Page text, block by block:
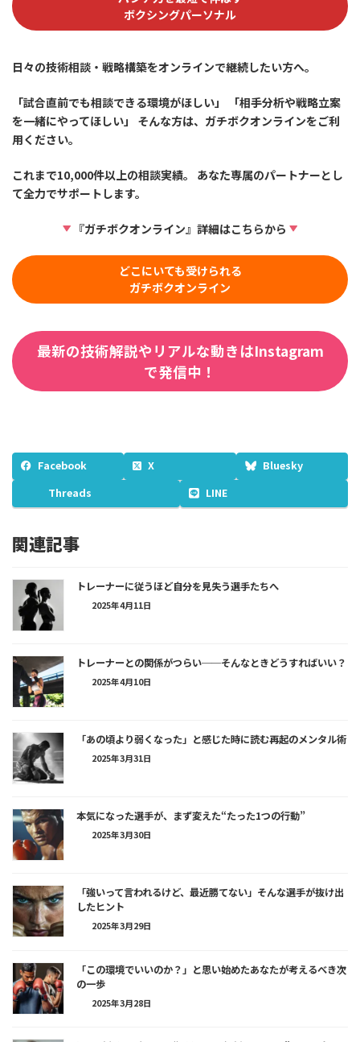
ボクシングパーソナル
日々の技術相談・戦略構築をオンラインで継続したい方へ。
「試合直前でも相談できる環境がほしい」 「相手分析や戦略立案
を一緒にやってほしい」 そんな方は、ガチボクオンラインをご利
用ください。
これまで10,000件以上の相談実績。 あなた専属のパートナーとし
て全力でサポートします。
『ガチボクオンライン』詳細はこちらから
どこにいても受けられる
ガチボクオンライン
最新の技術解説やリアルな動きはInstagram
で発信中！
Facebook X
Bluesky
Threads
LINE
関連記事
トレーナーに従うほど自分を見失う選手たちへ
2025年4月11日
トレーナーとの関係がつらい──そんなときどうすればいい？
2025年4月10日
「あの頃より弱くなった」と感じた時に読む再起のメンタル術
2025年3月31日
本気になった選手が、まず変えた“たった1つの行動”
2025年3月30日
「強いって言われるけど、最近勝てない」そんな選手が抜け出
したヒント
2025年3月29日
「この環境でいいのか？」と思い始めたあなたが考えるべき次
の一歩
2025年3月28日